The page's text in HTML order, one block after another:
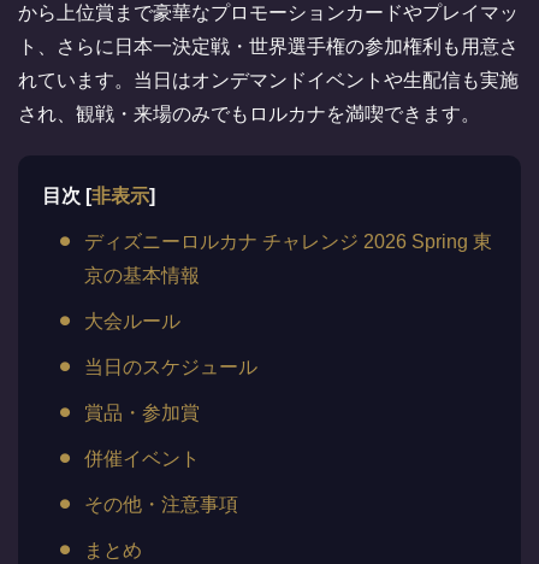
から上位賞まで豪華なプロモーションカードやプレイマッ
ト、さらに日本一決定戦・世界選手権の参加権利も用意さ
れています。当日はオンデマンドイベントや生配信も実施
され、観戦・来場のみでもロルカナを満喫できます。
目次 [非表示]
ディズニーロルカナ チャレンジ 2026 Spring 東
京の基本情報
大会ルール
当日のスケジュール
賞品・参加賞
併催イベント
その他・注意事項
まとめ